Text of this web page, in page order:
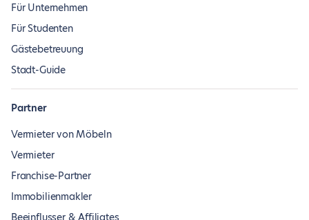
Für Unternehmen
Für Studenten
Gästebetreuung
Stadt-Guide
Partner
Vermieter von Möbeln
Vermieter
Franchise-Partner
Immobilienmakler
Beeinflusser & Affiliates